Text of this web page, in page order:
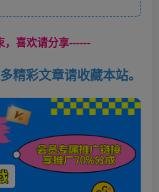
，喜欢请分享------
精彩文章请收藏本站。